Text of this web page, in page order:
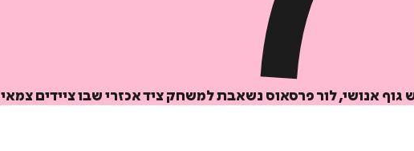
₪32 מחיר קודם: ₪37
78.4גוף אנושי, לור פרסאוס נשאבת למשחק ציד אכזרי שבו ציידים